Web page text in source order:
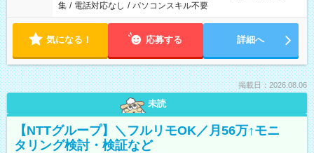
集 / 電話対応なし / パソコンスキル不要
気になる！ 応募する 詳細へ
掲載日：2026.08.06
未読
【NTTグループ】＼フルリモOK／月56万↑モニ
タリング検討・検証など